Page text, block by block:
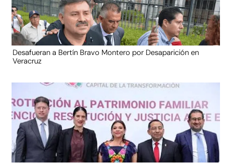
Desafueran a Bertín Bravo Montero por Desaparición en
Veracruz